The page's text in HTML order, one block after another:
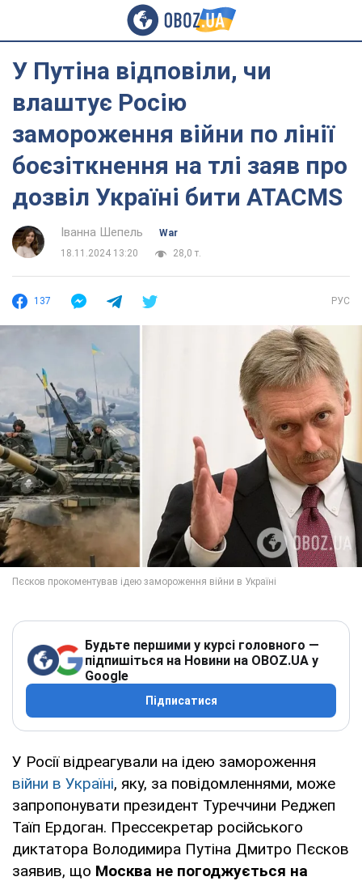
У Путіна відповіли, чи
влаштує Росію
замороження війни по лінії
боєзіткнення на тлі заяв про
дозвіл Україні бити ATACMS
Іванна Шепель
War
18.11.2024 13:20
28,0 т.
137 РУС
Будьте першими у курсі головного —
підпишіться на Новини на OBOZ.UA у
Google
Підписатися
У Росії відреагували на ідею замороження
війни в Україні, яку, за повідомленнями, може
запропонувати президент Туреччини Реджеп
Таїп Ердоган. Прессекретар російського
диктатора Володимира Путіна Дмитро Пєсков
заявив, що Москва не погоджується на